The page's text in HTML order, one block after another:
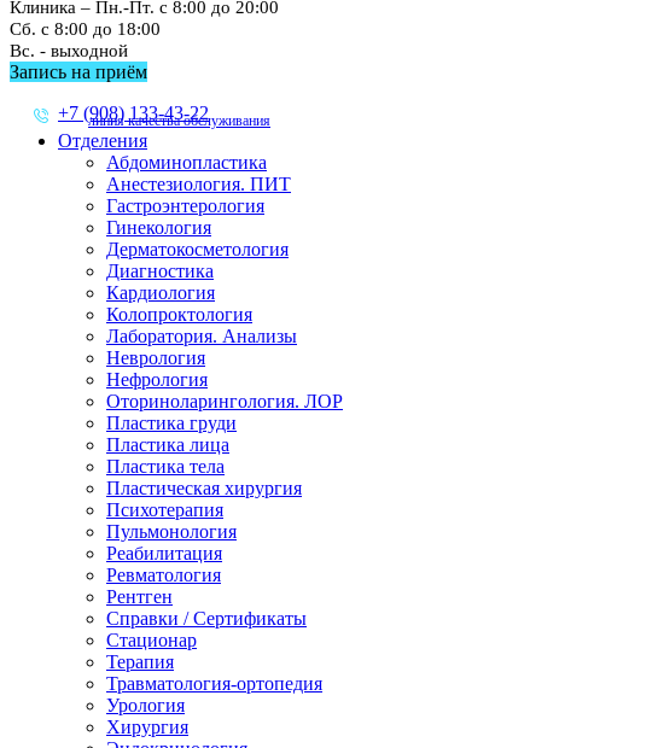
Клиника – Пн.-Пт. с 8:00 до 20:00
Сб. с 8:00 до 18:00
Вс. - выходной
Запись на приём
+7 (908) 133-43-22
линия качества обслуживания
Отделения
Абдоминопластика
Анестезиология. ПИТ
Гастроэнтерология
Гинекология
Дерматокосметология
Диагностика
Кардиология
Колопроктология
Лаборатория. Анализы
Неврология
Нефрология
Оториноларингология. ЛОР
Пластика груди
Пластика лица
Пластика тела
Пластическая хирургия
Психотерапия
Пульмонология
Реабилитация
Ревматология
Рентген
Справки / Сертификаты
Стационар
Терапия
Травматология-ортопедия
Урология
Хирургия